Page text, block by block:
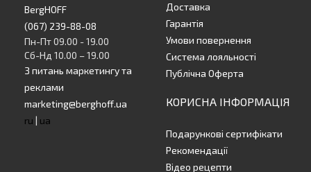
BergHOFF
(067) 239-88-08
Пн-Пт 09.00 - 19.00
Сб-Нд 10.00 – 19.00
З питань маркетингу та
реклами
marketing@berghoff.ua
ru | ua
Доставка
Гарантія
Умови повернення
Система лояльності
Публічна Оферта
КОРИСНА ІНФОРМАЦІЯ
Подарункові сертифікати
Рекомендації
Відео рецепти